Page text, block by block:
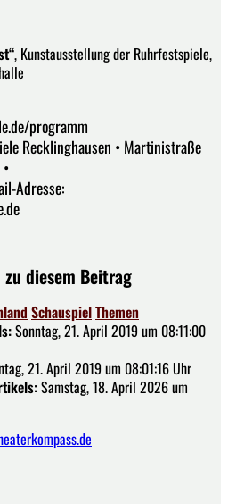
, Kunstausstellung der Ruhrfestspiele,
programm
Recklinghausen • Martinistraße
Adresse:
diesem Beitrag
SchauspielThemen
Sonntag, 21. April 2019 um 08:11:00
21. April 2019 um 08:01:16 Uhr
Samstag, 18. April 2026 um